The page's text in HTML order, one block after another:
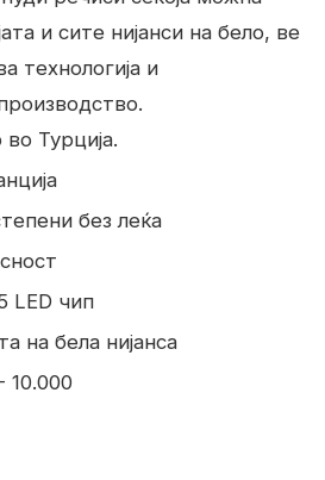
и сите нијанси на бело, ве
технологија и
Турција.
без леќа
LED чип
на бела нијанса
10.000